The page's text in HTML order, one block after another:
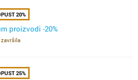
20%
proizvodi -20%
25%